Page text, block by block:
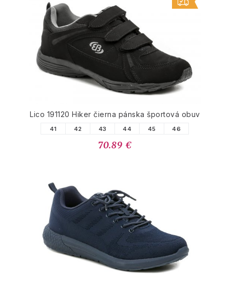
Lico 191120 Hiker čierna pánska športová obuv
41 42 43 44 45 46
70.89 €